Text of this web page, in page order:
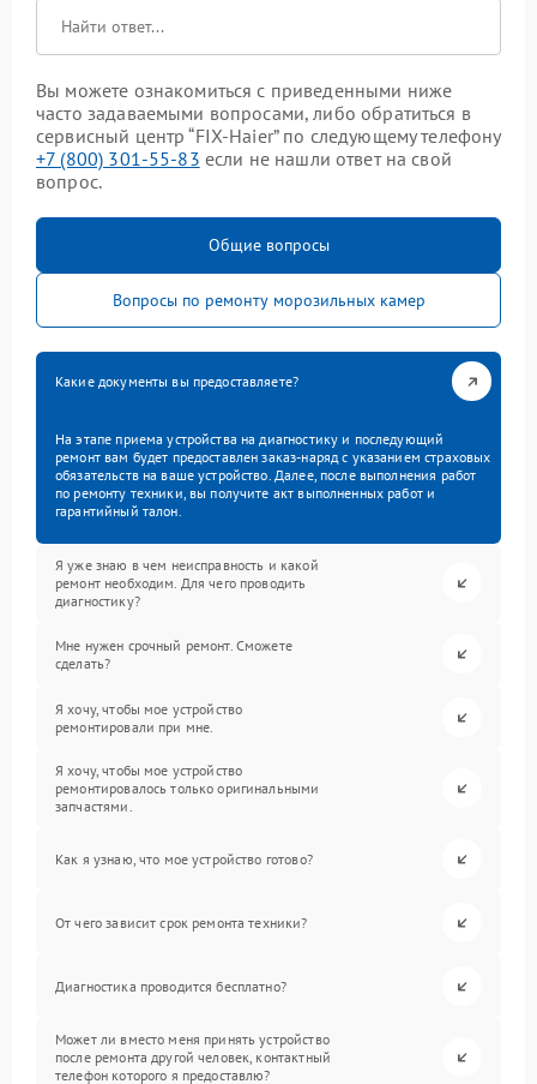
Вы можете ознакомиться с приведенными ниже
часто задаваемыми вопросами, либо обратиться в
сервисный центр “FIX-Haier” по следующему телефону
+7 (800) 301-55-83 если не нашли ответ на свой
вопрос.
Общие вопросы
Вопросы по ремонту морозильных камер
Какие документы вы предоставляете?
На этапе приема устройства на диагностику и последующий
ремонт вам будет предоставлен заказ-наряд с указанием страховых
обязательств на ваше устройство. Далее, после выполнения работ
по ремонту техники, вы получите акт выполненных работ и
гарантийный талон.
Я уже знаю в чем неисправность и какой
ремонт необходим. Для чего проводить
диагностику?
Мне нужен срочный ремонт. Сможете
сделать?
Я хочу, чтобы мое устройство
ремонтировали при мне.
Я хочу, чтобы мое устройство
ремонтировалось только оригинальными
запчастями.
Как я узнаю, что мое устройство готово?
От чего зависит срок ремонта техники?
Диагностика проводится бесплатно?
Может ли вместо меня принять устройство
после ремонта другой человек, контактный
телефон которого я предоставлю?